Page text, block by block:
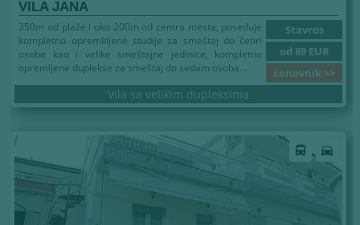
VILA JANA
Stavros
od 89 EUR
cenovnik >>
350m od plaže i oko 200m od centra mesta, poseduje
kompletno opremkljene studije za smeštaj do četiri
osobe kao i velike smeštajne jedinice, kompletno
opremljene duplekse za smeštaj do sedam osoba...
Vila sa velikim dupleksima
directions_bus directions_car